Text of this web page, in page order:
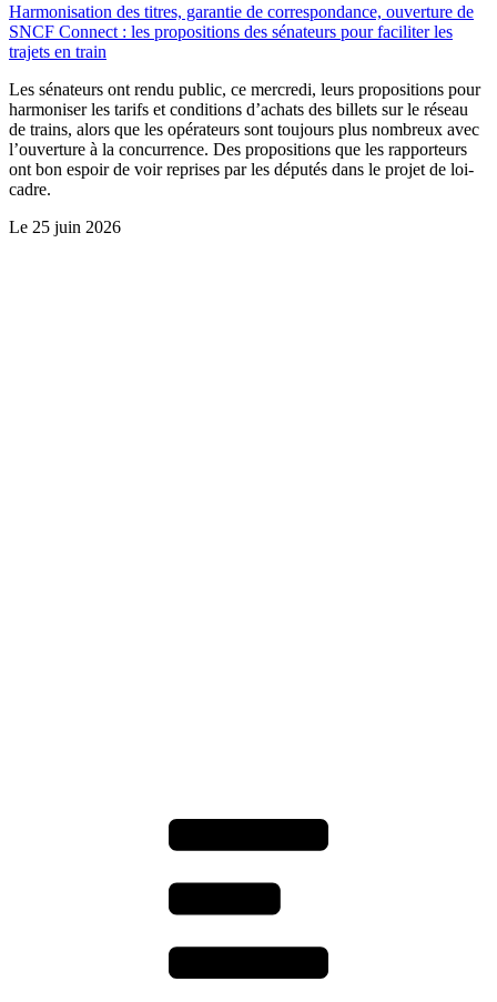
Harmonisation des titres, garantie de correspondance, ouverture de
SNCF Connect : les propositions des sénateurs pour faciliter les
trajets en train
Les sénateurs ont rendu public, ce mercredi, leurs propositions pour
harmoniser les tarifs et conditions d’achats des billets sur le réseau
de trains, alors que les opérateurs sont toujours plus nombreux avec
l’ouverture à la concurrence. Des propositions que les rapporteurs
ont bon espoir de voir reprises par les députés dans le projet de loi-
cadre.
Le 25 juin 2026